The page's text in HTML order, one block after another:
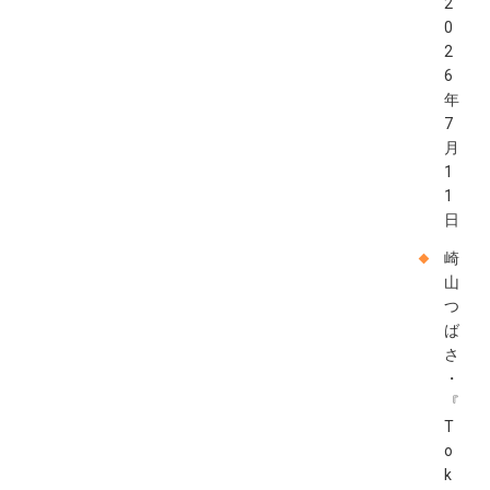
2
0
2
6
年
7
月
1
1
日
崎
山
つ
ば
さ
・
『
T
o
k